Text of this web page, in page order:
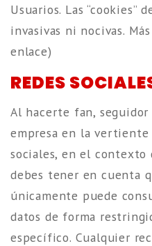
Usuarios. Las “cookies”
invasivas ni nocivas.
enlace)
REDES
Al hacerte fan,
empresa en la
sociales, en el
debes tener en cuenta
únicamente puede
datos de forma
específico. Cualquier